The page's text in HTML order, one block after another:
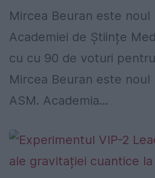
Mircea Beuran este
Academiei de Științe
cu cu 90 de voturi
Mircea Beuran este
ASM. Academia...